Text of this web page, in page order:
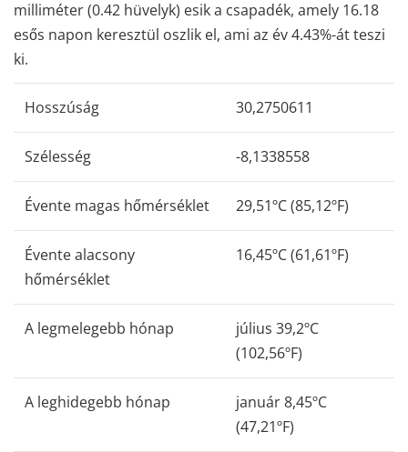
milliméter (0.42 hüvelyk) esik a csapadék, amely 16.18
esős napon keresztül oszlik el, ami az év 4.43%-át teszi
ki.
Hosszúság 30,2750611
Szélesség -8,1338558
Évente magas hőmérséklet 29,51ºC (85,12ºF)
Évente alacsony
hőmérséklet
16,45ºC (61,61ºF)
A legmelegebb hónap
július 39,2ºC
(102,56ºF)
A leghidegebb hónap
január 8,45ºC
(47,21ºF)